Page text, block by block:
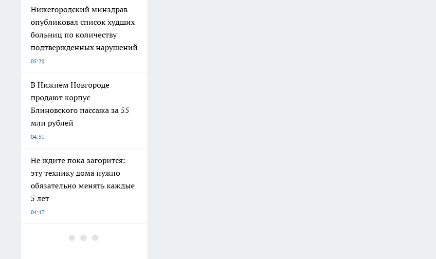
Нижегородский минздрав
опубликовал список худших
больниц по количеству
подтвержденных нарушений
05:29
В Нижнем Новгороде
продают корпус
Блиновского пассажа за 55
млн рублей
04:51
Не ждите пока загорится:
эту технику дома нужно
обязательно менять каждые
5 лет
04:47
В туалете — аромат